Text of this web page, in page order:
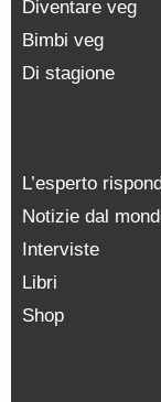
Diventare veg
Bimbi veg
Di stagione
L’esperto
Notizie dal
Interviste
Libri
Shop